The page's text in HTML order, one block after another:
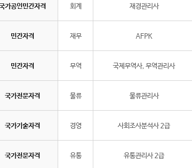
가공인민간자격 회계 재경관리사
민간자격 재무 AFPK
민간자격 무역 국제무역사, 무역관리사
국가전문자격 물류 물류관리사
국가기술자격 경영 사회조사분석사 2급
국가전문자격 유통 유통관리사 2급